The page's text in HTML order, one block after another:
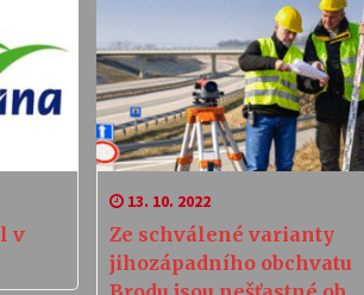
v
13. 10. 2022
Ze schválené varianty
jihozápadního obchvatu